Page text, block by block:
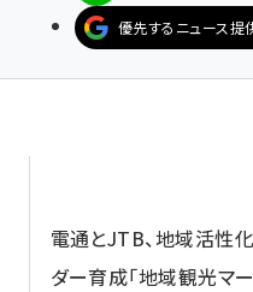
優先するニュース
電通とJTB、地域活性
ダー育成「地域観光マ